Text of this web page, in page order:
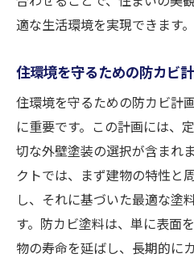
適な生活環境を実現できます。
住環境を守るための防カビ
住環境を守るための防カビ計
に重要です。この計画には、
切な外壁塗装の選択が含まれ
クトでは、まず建物の特性と
し、それに基づいた最適な塗
す。防カビ塗料は、単に表面
物の寿命を延ばし、長期的に